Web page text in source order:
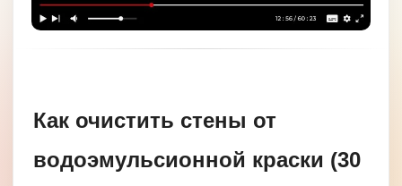
Как очистить стены от
водоэмульсионной краски (30